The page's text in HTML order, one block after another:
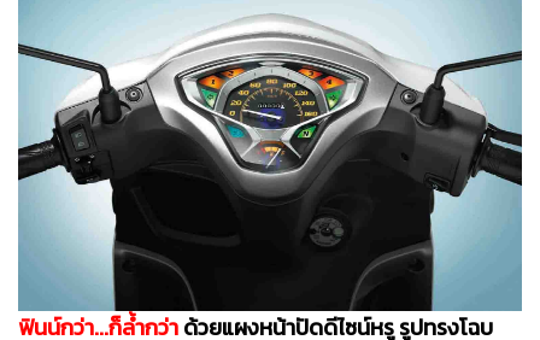
ฟินน์กว่า...ก็ล้ำกว่าด้วยแผงหน้าปัดดีไซน์หรู รูปทรงโฉบ